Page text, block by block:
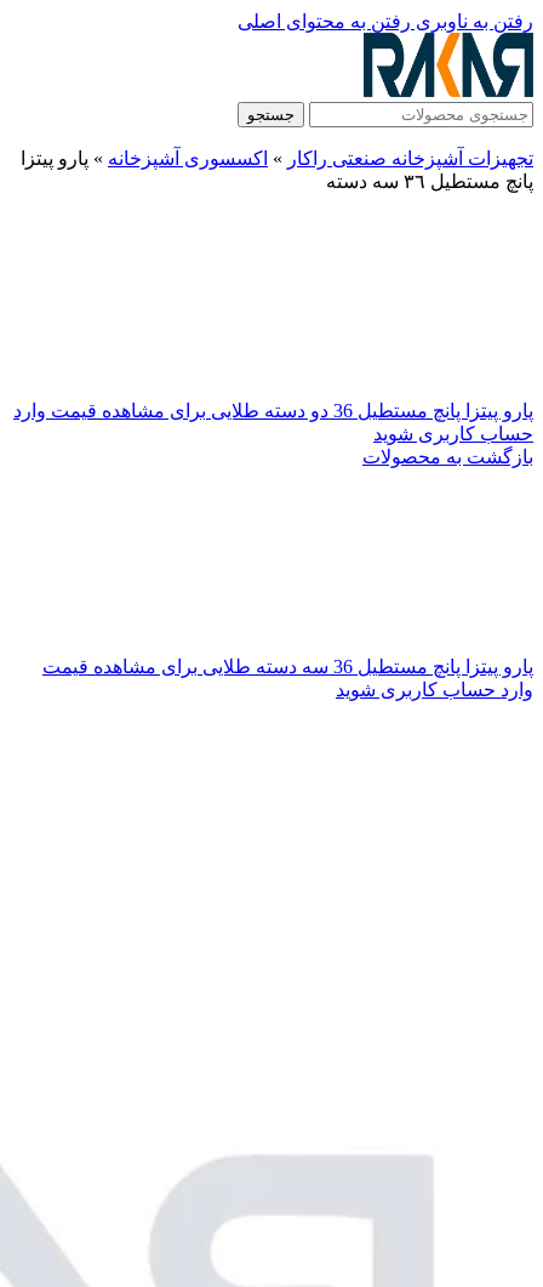
رفتن به ناوبری رفتن به محتوای اصلی
جستجو
تجهیزات آشپزخانه صنعتی راکار » اکسسوری آشپزخانه » پارو پيتزا
پانچ مستطيل ٣٦ سه دسته
پارو پیتزا پانچ مستطیل 36 دو دسته طلایی
برای مشاهده قیمت وارد
حساب کاربری شوید
بازگشت به محصولات
پارو پیتزا پانچ مستطیل 36 سه دسته طلایی
برای مشاهده قیمت
وارد حساب کاربری شوید